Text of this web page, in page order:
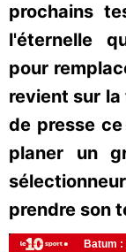
prochains
l'éternelle
pour
revient sur
de presse
planer un
prendre son